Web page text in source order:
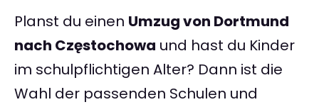
Planst du einen Umzug von Dortmund
nach Częstochowa und hast du Kinder
im schulpflichtigen Alter? Dann ist die
Wahl der passenden Schulen und